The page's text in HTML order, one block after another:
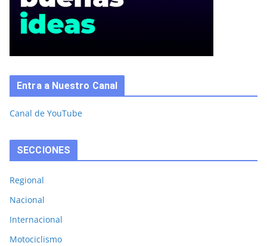
Entra a Nuestro Canal
Canal de YouTube
SECCIONES
Regional
Nacional
Internacional
Motociclismo